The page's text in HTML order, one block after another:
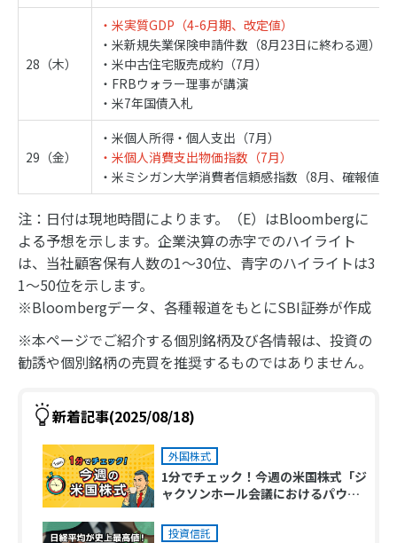
28（木）
・米実質GDP（4-6月期、改定値）
・米新規失業保険申請件数（8月23日に終わる週）
・米中古住宅販売成約（7月）
・FRBウォラー理事が講演
・米7年国債入札
29（金）
・米個人所得・個人支出（7月）
・米個人消費支出物価指数（7月）
・米ミシガン大学消費者信頼感指数（8月、確報値）
注：日付は現地時間によります。（E）はBloombergに
よる予想を示します。企業決算の赤字でのハイライト
は、当社顧客保有人数の1～30位、青字のハイライトは3
1～50位を示します。
※Bloombergデータ、各種報道をもとにSBI証券が作成
※本ページでご紹介する個別銘柄及び各情報は、投資の
勧誘や個別銘柄の売買を推奨するものではありません。
新着記事(2025/08/18)
外国株式
1分でチェック！今週の米国株式「ジ
ャクソンホール会議におけるパウエ
投資信託